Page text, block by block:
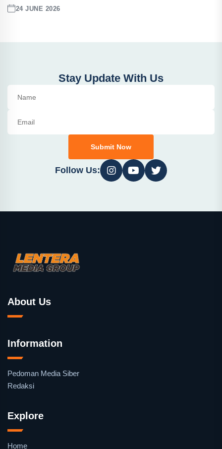
24 JUNE 2026
Stay Update With Us
Submit Now
Follow Us:
About Us
Information
Pedoman Media Siber
Redaksi
Explore
Home